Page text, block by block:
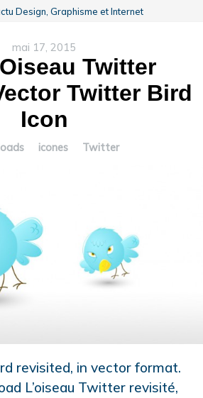
Design, Graphisme et Internet
mai 17, 2015
Twitter
Twitter Bird
Icon
icones Twitter
revisited, in vector format.
L’oiseau Twitter revisité,